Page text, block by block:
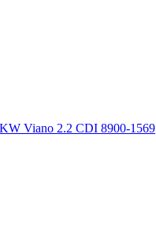
Viano 2.2 CDI 8900-1569